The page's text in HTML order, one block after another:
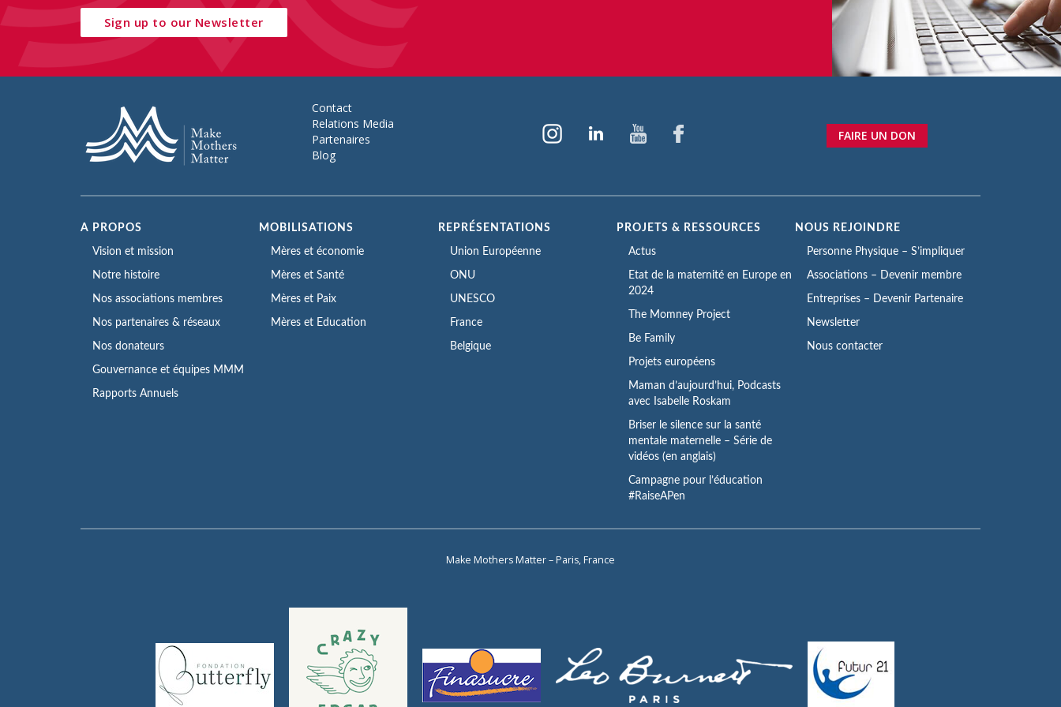
Sign up to our Newsletter
Contact
Relations Media
Partenaires
Blog
FAIRE UN DON
A PROPOS
Vision et mission
Notre histoire
Nos associations membres
Nos partenaires & réseaux
Nos donateurs
Gouvernance et équipes MMM
Rapports Annuels
MOBILISATIONS
Mères et économie
Mères et Santé
Mères et Paix
Mères et Education
REPRÉSENTATIONS
Union Européenne
ONU
UNESCO
France
Belgique
PROJETS & RESSOURCES
Actus
Etat de la maternité en Europe en
2024
The Momney Project
Be Family
Projets européens
Maman d’aujourd’hui, Podcasts
avec Isabelle Roskam
Briser le silence sur la santé
mentale maternelle – Série de
vidéos (en anglais)
Campagne pour l’éducation
#RaiseAPen
NOUS REJOINDRE
Personne Physique – S’impliquer
Associations – Devenir membre
Entreprises – Devenir Partenaire
Newsletter
Nous contacter
Make Mothers Matter – Paris, France